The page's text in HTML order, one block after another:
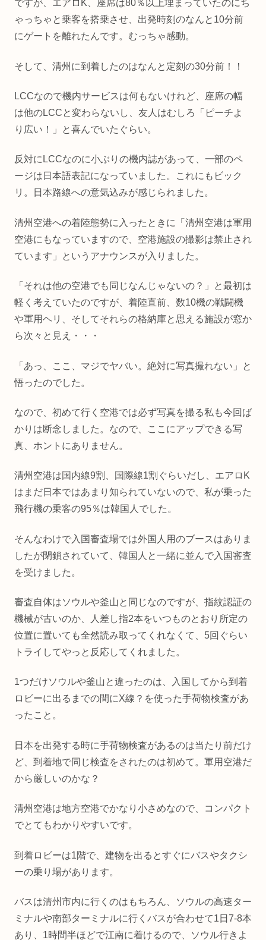
ですが、エアロK、座席は80％以上埋まっていたのにち
ゃっちゃと乗客を搭乗させ、出発時刻のなんと10分前
にゲートを離れたんです。むっちゃ感動。
そして、清州に到着したのはなんと定刻の30分前！！
LCCなので機内サービスは何もないけれど、座席の幅
は他のLCCと変わらないし、友人はむしろ「ピーチよ
り広い！」と喜んでいたぐらい。
反対にLCCなのに小ぶりの機内誌があって、一部のペ
ージは日本語表記になっていました。これにもビック
リ。日本路線への意気込みが感じられました。
清州空港への着陸態勢に入ったときに「清州空港は軍用
空港にもなっていますので、空港施設の撮影は禁止され
ています」というアナウンスが入りました。
「それは他の空港でも同じなんじゃないの？」と最初は
軽く考えていたのですが、着陸直前、数10機の戦闘機
や軍用ヘリ、そしてそれらの格納庫と思える施設が窓か
ら次々と見え・・・
「あっ、ここ、マジでヤバい。絶対に写真撮れない」と
悟ったのでした。
なので、初めて行く空港では必ず写真を撮る私も今回ば
かりは断念しました。なので、ここにアップできる写
真、ホントにありません。
清州空港は国内線9割、国際線1割ぐらいだし、エアロK
はまだ日本ではあまり知られていないので、私が乗った
飛行機の乗客の95％は韓国人でした。
そんなわけで入国審査場では外国人用のブースはありま
したが閉鎖されていて、韓国人と一緒に並んで入国審査
を受けました。
審査自体はソウルや釜山と同じなのですが、指紋認証の
機械が古いのか、人差し指2本をいつものとおり所定の
位置に置いても全然読み取ってくれなくて、5回ぐらい
トライしてやっと反応してくれました。
1つだけソウルや釜山と違ったのは、入国してから到着
ロビーに出るまでの間にX線？を使った手荷物検査があ
ったこと。
日本を出発する時に手荷物検査があるのは当たり前だけ
ど、到着地で同じ検査をされたのは初めて。軍用空港だ
から厳しいのかな？
清州空港は地方空港でかなり小さめなので、コンパクト
でとてもわかりやすいです。
到着ロビーは1階で、建物を出るとすぐにバスやタクシ
ーの乗り場があります。
バスは清州市内に行くのはもちろん、ソウルの高速ター
ミナルや南部ターミナルに行くバスが合わせて1日7-8本
あり、1時間半ほどで江南に着けるので、ソウル行きよ